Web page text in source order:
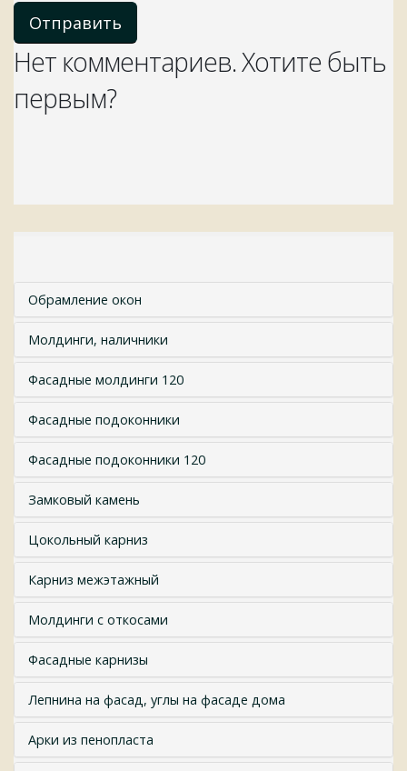
Отправить
Нет комментариев. Хотите быть
первым?
Обрамление окон
Молдинги, наличники
Фасадные молдинги 120
Фасадные подоконники
Фасадные подоконники 120
Замковый камень
Цокольный карниз
Карниз межэтажный
Молдинги с откосами
Фасадные карнизы
Лепнина на фасад, углы на фасаде дома
Арки из пенопласта